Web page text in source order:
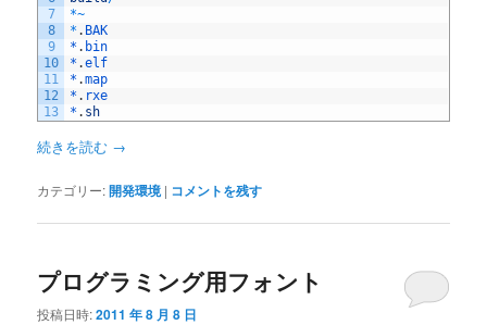
7
8
9
10
11
12
13
*~
* . BAK
* . bin
* .elf
* .map
* . rxe
* . sh
続きを読む →
カテゴリー:開発環境 | コメントを残す
プログラミング用フォント
投稿日時:2011 年 8 月 8 日